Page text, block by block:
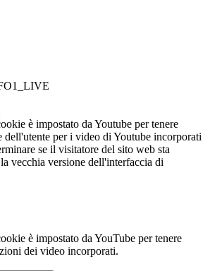
è impostato da Youtube per tenere
dell'utente per i video di Youtube incorporati
se il visitatore del sito web sta
vecchia versione dell'interfaccia di
è impostato da YouTube per tenere
dei video incorporati.